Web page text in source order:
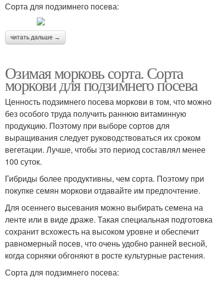
Сорта для подзимнего посева:
читать дальше →
Озимая морковь сорта. Сорта
моркови для подзимнего посева
Ценность подзимнего посева моркови в том, что можно
без особого труда получить раннюю витаминную
продукцию. Поэтому при выборе сортов для
выращивания следует руководствоваться их сроком
вегетации. Лучше, чтобы это период составлял менее
100 суток.
Гибриды более продуктивны, чем сорта. Поэтому при
покупке семян моркови отдавайте им предпочтение.
Для осеннего высевания можно выбирать семена на
ленте или в виде драже. Такая специальная подготовка
сохранит всхожесть на высоком уровне и обеспечит
равномерный посев, что очень удобно ранней весной,
когда сорняки обгоняют в росте культурные растения.
Сорта для подзимнего посева: